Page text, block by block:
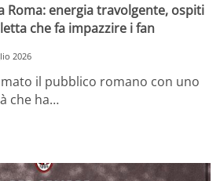
Roma: energia travolgente, ospiti
che fa impazzire i fan
2026
il pubblico romano con uno
che ha…